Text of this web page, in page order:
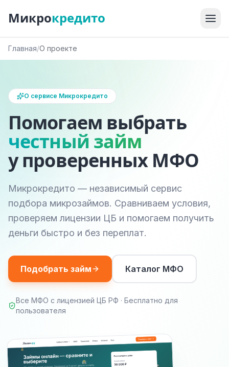
Микрокредито
Главная/О проекте
О сервисе Микрокредито
Помогаем выбрать
честный займ
у проверенных МФО
Микрокредито — независимый сервис
подбора микрозаймов. Сравниваем условия,
проверяем лицензии ЦБ и помогаем получить
деньги быстро и без переплат.
Подобрать займ Каталог МФО
Все МФО с лицензией ЦБ РФ · Бесплатно для
пользователя